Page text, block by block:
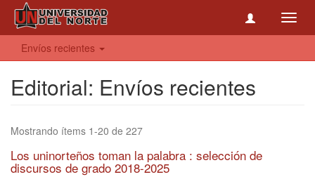
Envíos recientes
Editorial: Envíos recientes
Mostrando ítems 1-20 de 227
Los uninorteños toman la palabra : selección de
discursos de grado 2018-2025